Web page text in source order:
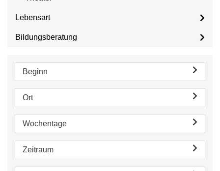
Lebensart
Bildungsberatung
Beginn
Ort
Wochentage
Zeitraum